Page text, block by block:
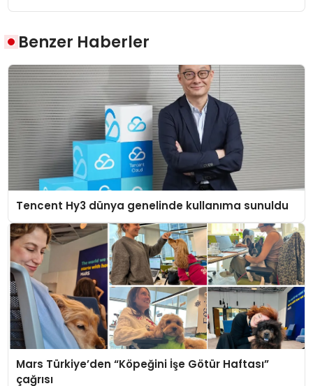
Benzer Haberler
Tencent Hy3 dünya genelinde kullanıma sunuldu
Mars Türkiye’den “Köpeğini İşe Götür Haftası”
çağrısı